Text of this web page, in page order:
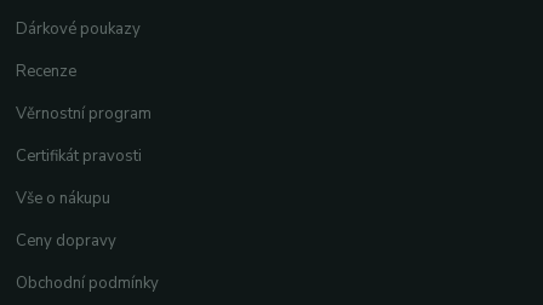
Dárkové poukazy
Recenze
Věrnostní program
Certifikát pravosti
Vše o nákupu
Ceny dopravy
Obchodní podmínky